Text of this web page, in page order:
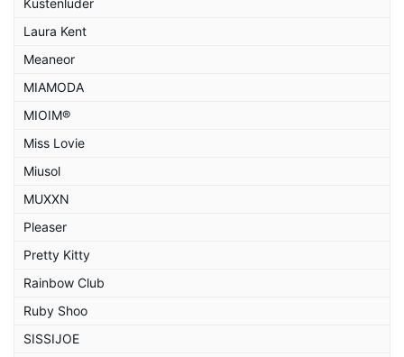
Küstenluder
Laura Kent
Meaneor
MIAMODA
MIOIM®
Miss Lovie
Miusol
MUXXN
Pleaser
Pretty Kitty
Rainbow Club
Ruby Shoo
SISSIJOE